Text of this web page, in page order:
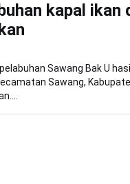
kapal ikan
Sawang Bak U
Sawang,